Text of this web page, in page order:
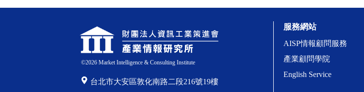
©2026 Market Intelligence & Consulting Institute
台北市大安區敦化南路二段216號19樓
服務網站
AISP情報顧問服務
產業顧問學院
English Service